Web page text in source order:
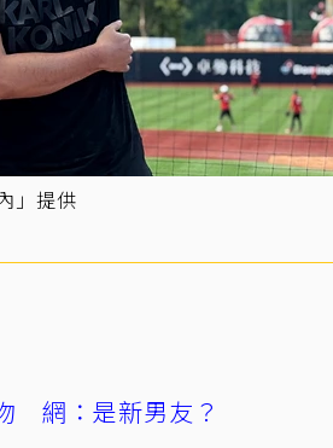
」提供
網：是新男友？